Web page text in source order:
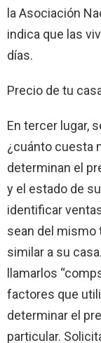
la Asociación
indica que las
días.
Precio de tu
En tercer lugar,
¿cuánto cuesta
determinan el
y el estado de
identificar
sean del mismo
similar a su
llamarlos
factores que
determinar el
particular.